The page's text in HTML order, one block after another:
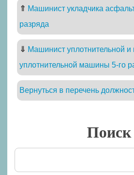
⇑ Машинист укладчика
разряда
⇓ Машинист уплотнительной и
уплотнительной машины 5-го
Вернуться в перечень
Поиск